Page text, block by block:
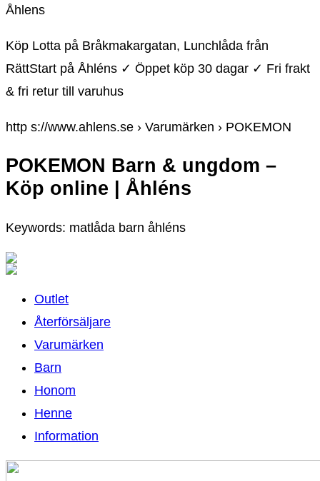
Åhlens
Köp Lotta på Bråkmakargatan, Lunchlåda från
RättStart på Åhléns ✓ Öppet köp 30 dagar ✓ Fri frakt
& fri retur till varuhus
http s://www.ahlens.se › Varumärken › POKEMON
POKEMON Barn & ungdom –
Köp online | Åhléns
Keywords: matlåda barn åhléns
Outlet
Återförsäljare
Varumärken
Barn
Honom
Henne
Information